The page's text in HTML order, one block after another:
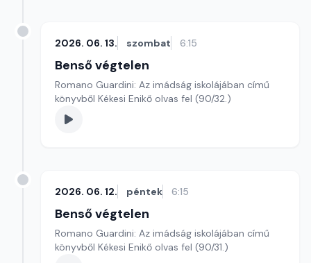
2026. 06. 13. szombat 6:15
Benső végtelen
Romano Guardini: Az imádság iskolájában című
könyvből Kékesi Enikő olvas fel (90/32.)
2026. 06. 12. péntek 6:15
Benső végtelen
Romano Guardini: Az imádság iskolájában című
könyvből Kékesi Enikő olvas fel (90/31.)